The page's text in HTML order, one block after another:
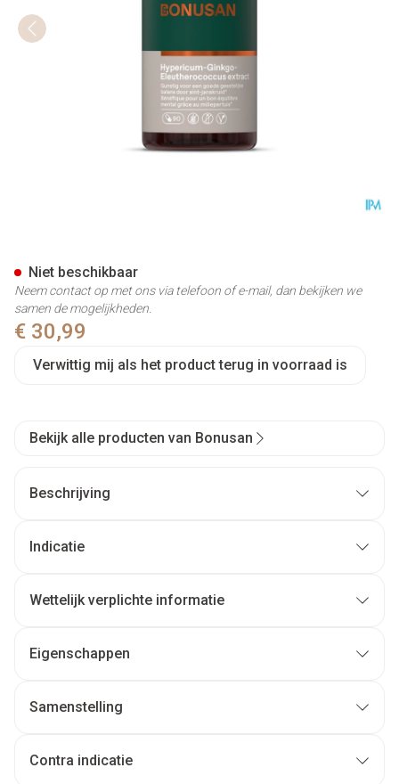
€ 30,99
Verwittig mij als het product terug in voorraad is
Niet beschikbaar
Neem contact op met ons via telefoon of e-mail, dan bekijken we
samen de mogelijkheden.
Bekijk alle producten van Bonusan
Beschrijving
Indicatie
Wettelijk verplichte informatie
Eigenschappen
Samenstelling
Contra indicatie